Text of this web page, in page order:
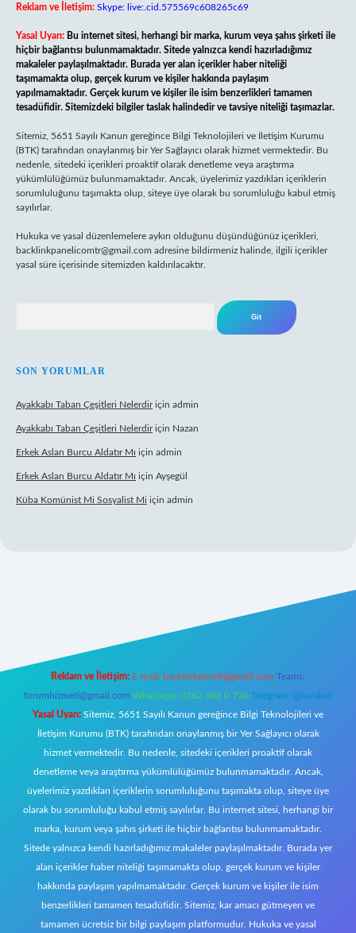
Reklam ve İletişim: Skype: live:.cid.575569c608265c69
Yasal Uyarı: Bu internet sitesi, herhangi bir marka, kurum veya şahıs şirketi ile
hiçbir bağlantısı bulunmamaktadır. Sitede yalnızca kendi hazırladığımız
makaleler paylaşılmaktadır. Burada yer alan içerikler haber niteliği
taşımamakta olup, gerçek kurum ve kişiler hakkında paylaşım
yapılmamaktadır. Gerçek kurum ve kişiler ile isim benzerlikleri tamamen
tesadüfidir. Sitemizdeki bilgiler taslak halindedir ve tavsiye niteliği taşımazlar.
Sitemiz, 5651 Sayılı Kanun gereğince Bilgi Teknolojileri ve İletişim Kurumu
(BTK) tarafından onaylanmış bir Yer Sağlayıcı olarak hizmet vermektedir. Bu
nedenle, sitedeki içerikleri proaktif olarak denetleme veya araştırma
yükümlülüğümüz bulunmamaktadır. Ancak, üyelerimiz yazdıkları içeriklerin
sorumluluğunu taşımakta olup, siteye üye olarak bu sorumluluğu kabul etmiş
sayılırlar.
Hukuka ve yasal düzenlemelere aykırı olduğunu düşündüğünüz içerikleri,
backlinkpanelicomtr@gmail.com adresine bildirmeniz halinde, ilgili içerikler
yasal süre içerisinde sitemizden kaldırılacaktır.
SON YORUMLAR
Ayakkabı Taban Çeşitleri Nelerdiriçin admin
Ayakkabı Taban Çeşitleri Nelerdiriçin Nazan
Erkek Aslan Burcu Aldatır Mı için admin
Erkek Aslan Burcu Aldatır Mı için Ayşegül
Küba Komünist Mi Sosyalist Mi için admin
Reklam ve İletişim: E-mail: backlinkpaneli@gmail.com Teams:
forumhizmeti@gmail.com Whatsapp: 0262 606 0 726 Telegram: @karabul
Yasal Uyarı: Sitemiz, 5651 Sayılı Kanun gereğince Bilgi Teknolojileri ve
İletişim Kurumu (BTK) tarafından onaylanmış bir Yer Sağlayıcı olarak
hizmet vermektedir. Bu nedenle, sitedeki içerikleri proaktif olarak
denetleme veya araştırma yükümlülüğümüz bulunmamaktadır. Ancak,
üyelerimiz yazdıkları içeriklerin sorumluluğunu taşımakta olup, siteye üye
olarak bu sorumluluğu kabul etmiş sayılırlar. Bu internet sitesi, herhangi bir
marka, kurum veya şahıs şirketi ile hiçbir bağlantısı bulunmamaktadır.
Sitede yalnızca kendi hazırladığımız makaleler paylaşılmaktadır. Burada yer
alan içerikler haber niteliği taşımamakta olup, gerçek kurum ve kişiler
hakkında paylaşım yapılmamaktadır. Gerçek kurum ve kişiler ile isim
benzerlikleri tamamen tesadüfidir. Sitemiz, kar amacı gütmeyen ve
tamamen ücretsiz bir bilgi paylaşım platformudur. Hukuka ve yasal